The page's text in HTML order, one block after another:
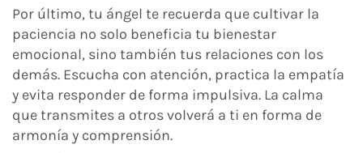
Por último, tu ángel te recuerda que cultivar la
paciencia no solo beneficia tu bienestar
emocional, sino también tus relaciones con los
demás. Escucha con atención, practica la empatía
y evita responder de forma impulsiva. La calma
que transmites a otros volverá a ti en forma de
armonía y comprensión.